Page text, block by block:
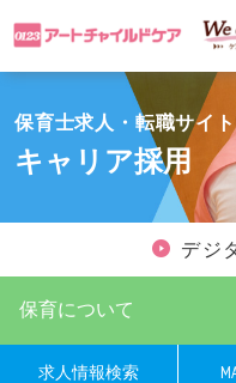
保育士求人・転職サイト
キャリア採用
デジ
保育について
求人情報検索